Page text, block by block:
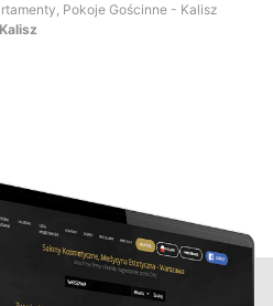
Pokoje Gościnne - Kalisz